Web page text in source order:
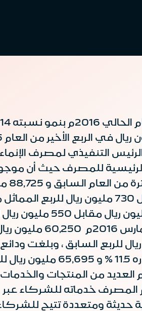
للفترة المنتهية في 31 مارس 2016م ذكر
بلغ صافي الربح من الأنشطة
من المنتجات والخدمات
حديثة ومتعددة تتيح